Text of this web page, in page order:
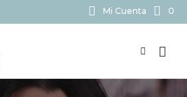
Mi Cuenta 0